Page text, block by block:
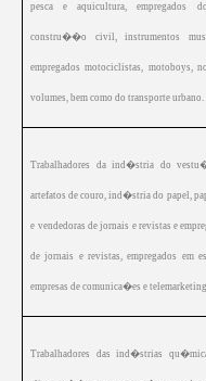
pesca e aquicultura, empregados
constru��o civil, instrumentos
empregados motociclistas, motoboys,
volumes, bem como do transporte urbano.
Trabalhadores da ind�stria do
artefatos de couro, ind�stria do papel,
e vendedoras de jornais e revistas e
de jornais e revistas, empregados em
empresas de comunica�es e
Trabalhadores das ind�strias